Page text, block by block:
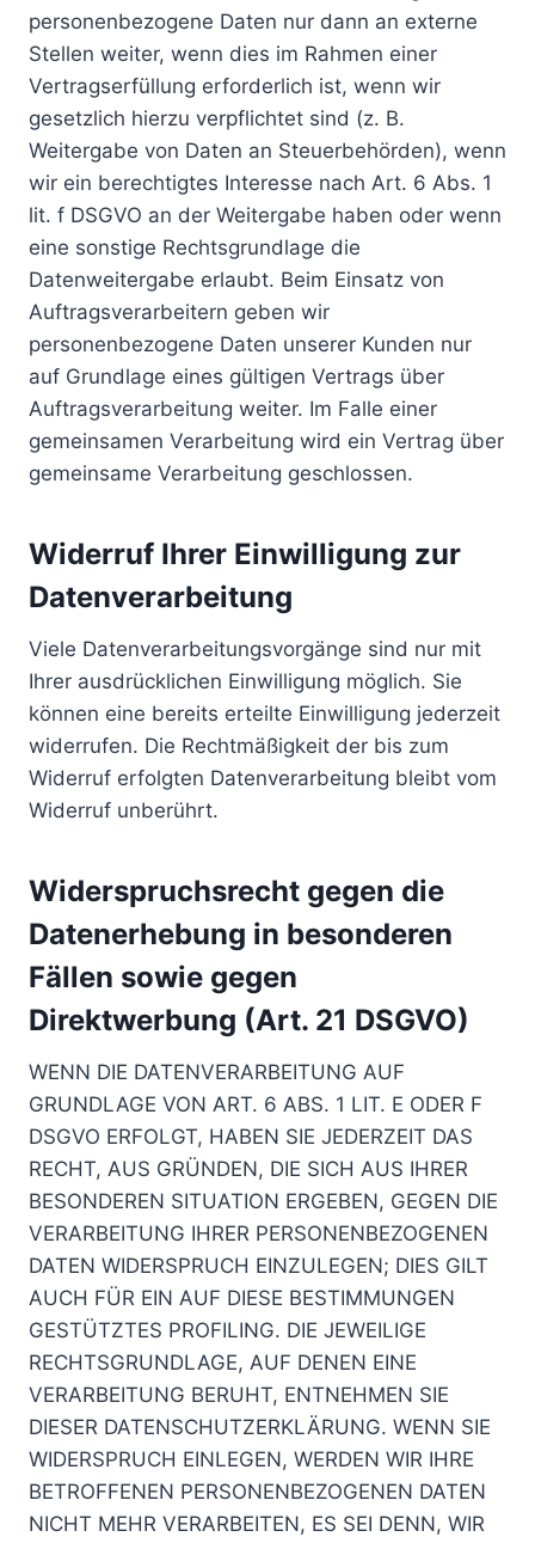
personenbezogene Daten nur dann an externe
Stellen weiter, wenn dies im Rahmen einer
Vertragserfüllung erforderlich ist, wenn wir
gesetzlich hierzu verpflichtet sind (z. B.
Weitergabe von Daten an Steuerbehörden), wenn
wir ein berechtigtes Interesse nach Art. 6 Abs. 1
lit. f DSGVO an der Weitergabe haben oder wenn
eine sonstige Rechtsgrundlage die
Datenweitergabe erlaubt. Beim Einsatz von
Auftragsverarbeitern geben wir
personenbezogene Daten unserer Kunden nur
auf Grundlage eines gültigen Vertrags über
Auftragsverarbeitung weiter. Im Falle einer
gemeinsamen Verarbeitung wird ein Vertrag über
gemeinsame Verarbeitung geschlossen.
Widerruf Ihrer Einwilligung zur
Datenverarbeitung
Viele Datenverarbeitungsvorgänge sind nur mit
Ihrer ausdrücklichen Einwilligung möglich. Sie
können eine bereits erteilte Einwilligung jederzeit
widerrufen. Die Rechtmäßigkeit der bis zum
Widerruf erfolgten Datenverarbeitung bleibt vom
Widerruf unberührt.
Widerspruchsrecht gegen die
Datenerhebung in besonderen
Fällen sowie gegen
Direktwerbung (Art. 21 DSGVO)
WENN DIE DATENVERARBEITUNG AUF
GRUNDLAGE VON ART. 6 ABS. 1 LIT. E ODER F
DSGVO ERFOLGT, HABEN SIE JEDERZEIT DAS
RECHT, AUS GRÜNDEN, DIE SICH AUS IHRER
BESONDEREN SITUATION ERGEBEN, GEGEN DIE
VERARBEITUNG IHRER PERSONENBEZOGENEN
DATEN WIDERSPRUCH EINZULEGEN; DIES GILT
AUCH FÜR EIN AUF DIESE BESTIMMUNGEN
GESTÜTZTES PROFILING. DIE JEWEILIGE
RECHTSGRUNDLAGE, AUF DENEN EINE
VERARBEITUNG BERUHT, ENTNEHMEN SIE
DIESER DATENSCHUTZERKLÄRUNG. WENN SIE
WIDERSPRUCH EINLEGEN, WERDEN WIR IHRE
BETROFFENEN PERSONENBEZOGENEN DATEN
NICHT MEHR VERARBEITEN, ES SEI DENN, WIR